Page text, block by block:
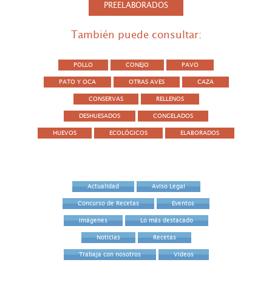
PREELABORADOS
También puede consultar:
POLLO CONEJO PAVO
PATO Y OCA OTRAS AVES CAZA
CONSERVAS RELLENOS
DESHUESADOS CONGELADOS
HUEVOS ECOLÓGICOS ELABORADOS
Actualidad Aviso Legal
Concurso de Recetas Eventos
Imágenes Lo más destacado
Noticias Recetas
Trabaja con nosotros Videos